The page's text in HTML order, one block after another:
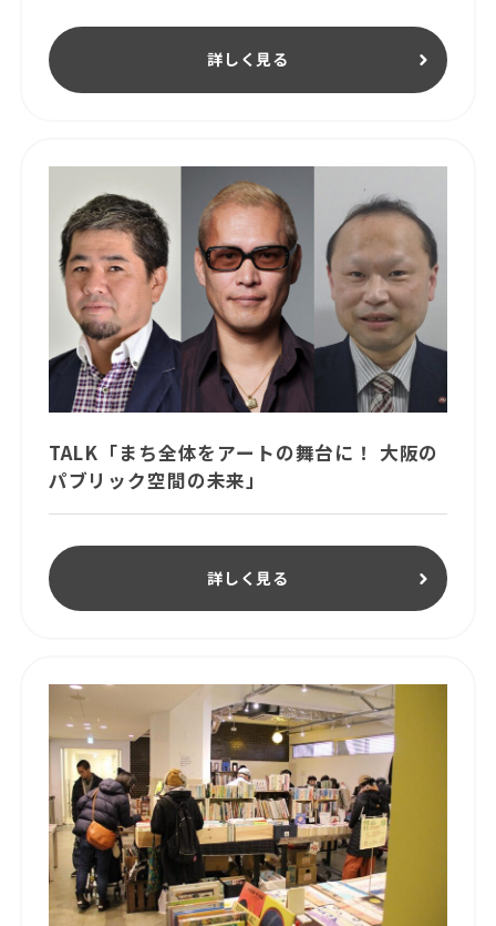
詳しく見る
TALK「まち全体をアートの舞台に！ 大阪の
パブリック空間の未来」
詳しく見る